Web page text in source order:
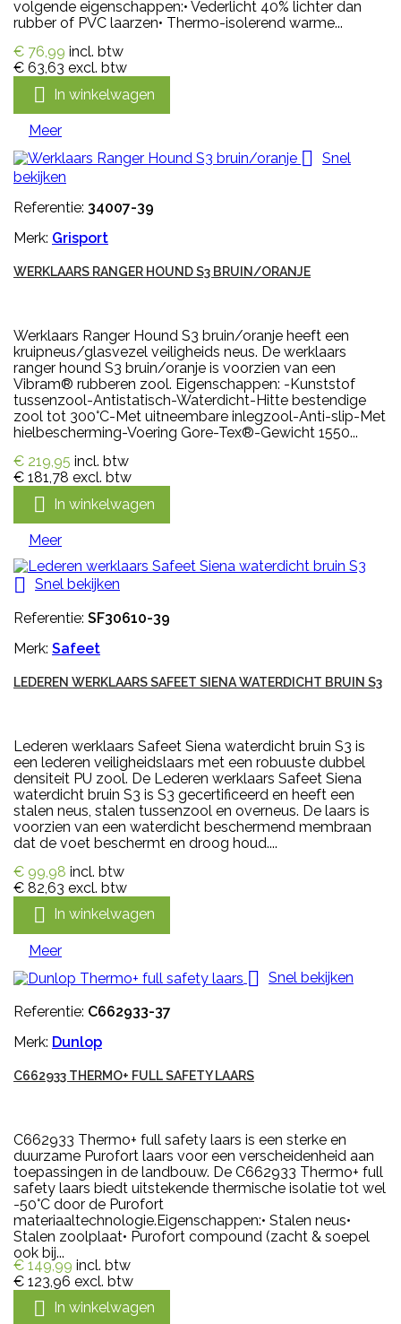
volgende eigenschappen:• Vederlicht 40% lichter dan
rubber of PVC laarzen• Thermo-isolerend warme...
€ 76,99 incl. btw
€ 63,63 excl. btw
 In winkelwagen
Meer

Snel
bekijken
Referentie: 34007-39
Merk: Grisport
WERKLAARS RANGER HOUND S3 BRUIN/ORANJE
Werklaars Ranger Hound S3 bruin/oranje heeft een
kruipneus/glasvezel veiligheids neus. De werklaars
ranger hound S3 bruin/oranje is voorzien van een
Vibram® rubberen zool. Eigenschappen: -Kunststof
tussenzool-Antistatisch-Waterdicht-Hitte bestendige
zool tot 300°C-Met uitneembare inlegzool-Anti-slip-Met
hielbescherming-Voering Gore-Tex®-Gewicht 1550...
€ 219,95 incl. btw
€ 181,78 excl. btw
 In winkelwagen
Meer

Snel bekijken
Referentie: SF30610-39
Merk: Safeet
LEDEREN WERKLAARS SAFEET SIENA WATERDICHT BRUIN S3
Lederen werklaars Safeet Siena waterdicht bruin S3 is
een lederen veiligheidslaars met een robuuste dubbel
densiteit PU zool. De Lederen werklaars Safeet Siena
waterdicht bruin S3 is S3 gecertificeerd en heeft een
stalen neus, stalen tussenzool en overneus. De laars is
voorzien van een waterdicht beschermend membraan
dat de voet beschermt en droog houd....
€ 99,98 incl. btw
€ 82,63 excl. btw
 In winkelwagen
Meer

Snel bekijken
Referentie: C662933-37
Merk: Dunlop
C662933 THERMO+ FULL SAFETY LAARS
C662933 Thermo+ full safety laars is een sterke en
duurzame Purofort laars voor een verscheidenheid aan
toepassingen in de landbouw. De C662933 Thermo+ full
safety laars biedt uitstekende thermische isolatie tot wel
-50°C door de Purofort
materiaaltechnologie.Eigenschappen:• Stalen neus•
Stalen zoolplaat• Purofort compound (zacht & soepel
ook bij...
€ 149,99 incl. btw
€ 123,96 excl. btw
 In winkelwagen